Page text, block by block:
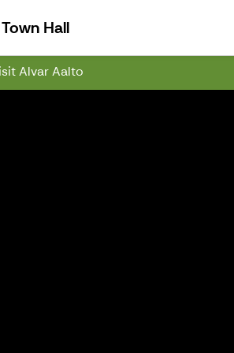
HallSäynätsalo Town Hall
Alvar Aalto